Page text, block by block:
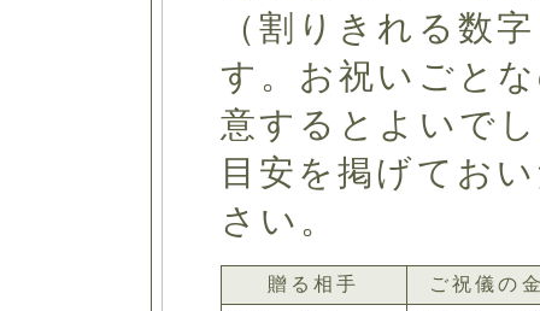
（割りきれる数
す。お祝いごと
意するとよいで
目安を掲げてお
さい。
贈る相手
ご祝儀の